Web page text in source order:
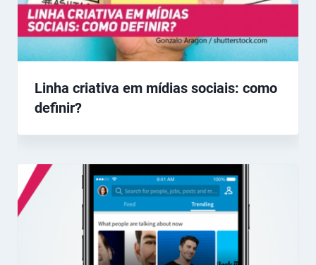
Linha criativa em mídias sociais: como
definir?